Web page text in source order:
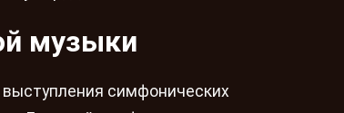
музыки
симфонических